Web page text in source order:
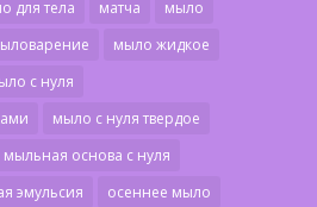
для тела матча
мыло
мыло жидкое
с нуля
мыло с нуля твердое
мыльная основа с нуля
эмульсия
осеннее мыло